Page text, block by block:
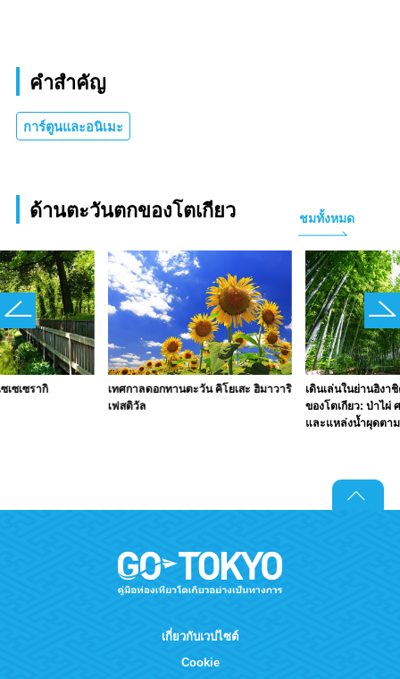
คำสำคัญ
การ์ตูนและอนิเมะ
ด้านตะวันตกของโตเกียว ชมทั้งหมด
เซเซรากิ
เทศกาลดอกทานตะวัน คิโยเสะ ฮิมาวาริ
เฟสติวัล
เดินเล่นในย่านฮิงา
ของโตเกียว: ป่าไผ่
และแหล่งน้ำผุดตา
เกี่ยวกับเวปไซต์
Cookie